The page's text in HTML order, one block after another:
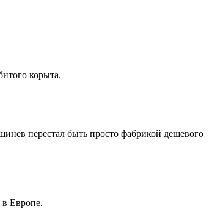
корыта.
перестал быть просто фабрикой дешевого
в Европе.